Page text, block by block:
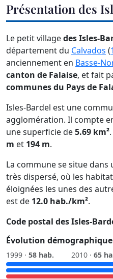
Présentation des
Le petit villagedes Isles-
département du Calvados (
anciennement en Basse-
canton de Falaise, et fait
communes du Pays de
Isles-Bardel est une
agglomération. Il compte
une superficie de5.69 km²
m et 194 m.
La commune se situe
très dispersé, où les
éloignées les unes des
est de 12.0 hab./km².
Code postal des Isles-
Évolution démographique
1999 · 58 hab. 2010 · 65